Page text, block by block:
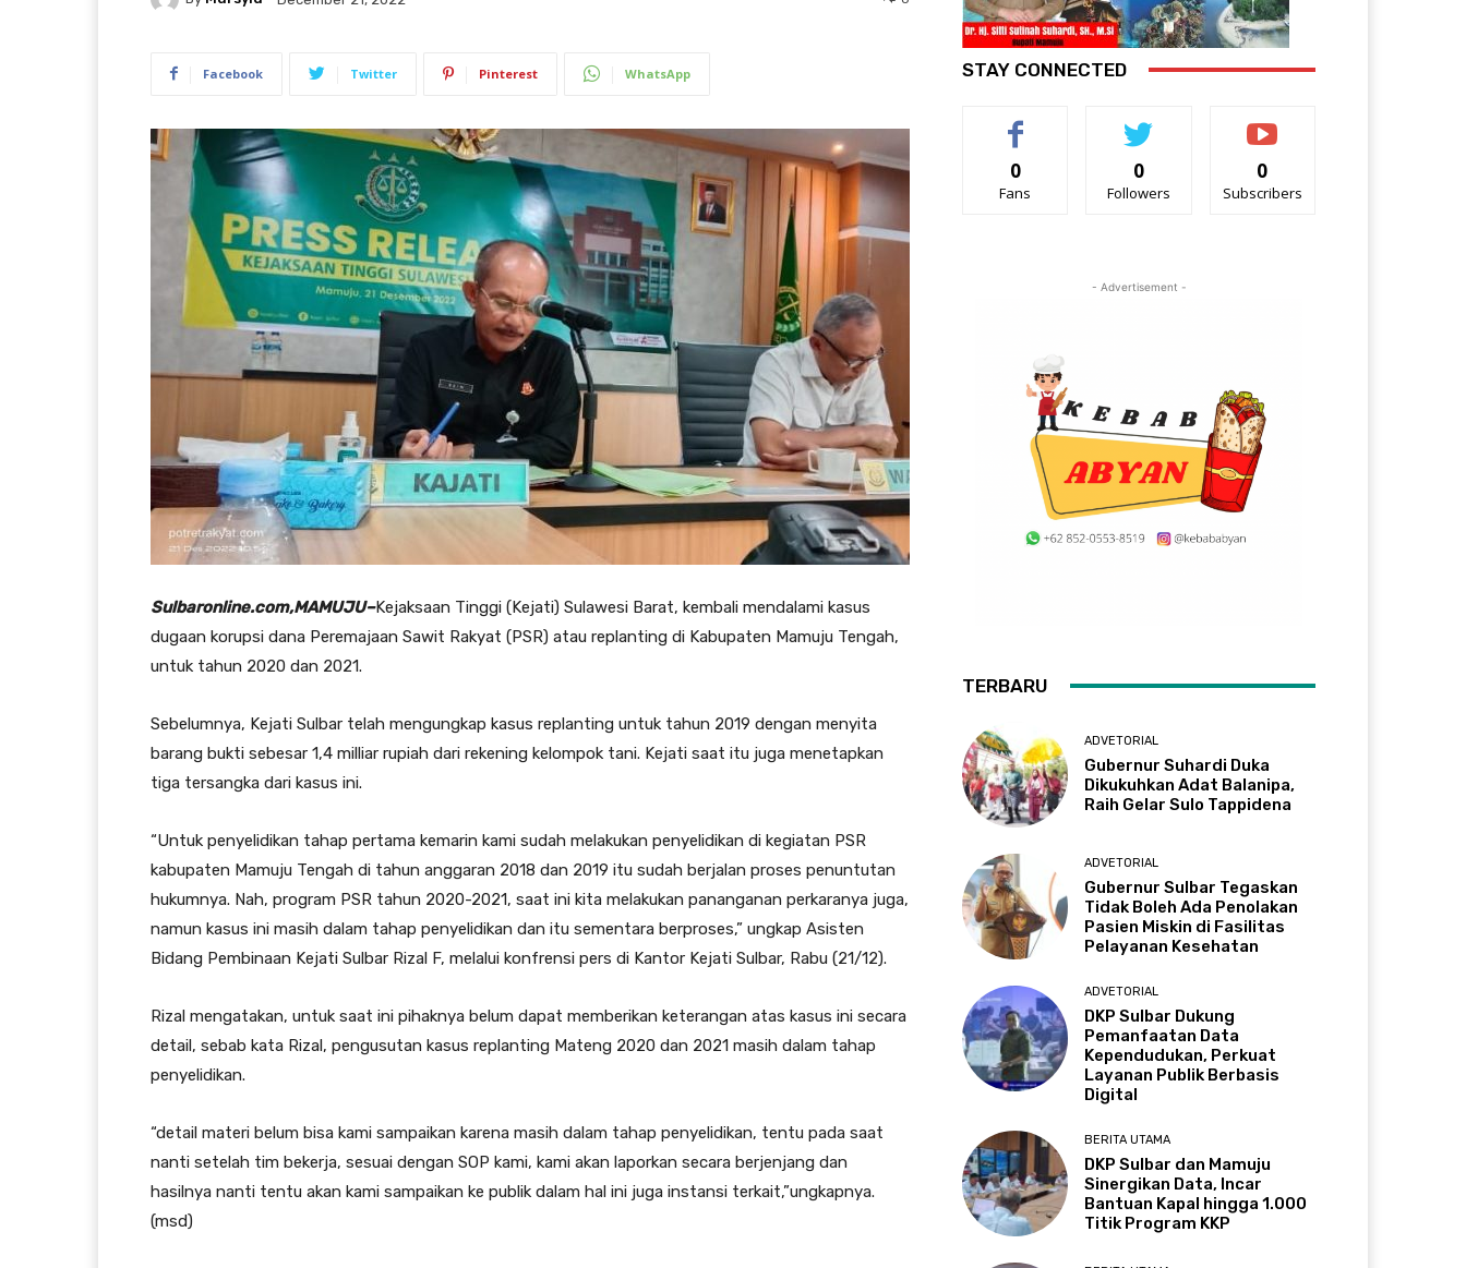
Facebook Twitter Pinterest WhatsApp
Sulbaronline.com,MAMUJU–Kejaksaan Tinggi (Kejati) Sulawesi Barat, kembali mendalami kasus
dugaan korupsi dana Peremajaan Sawit Rakyat (PSR) atau replanting di Kabupaten Mamuju Tengah,
untuk tahun 2020 dan 2021.
Sebelumnya, Kejati Sulbar telah mengungkap kasus replanting untuk tahun 2019 dengan menyita
barang bukti sebesar 1,4 milliar rupiah dari rekening kelompok tani. Kejati saat itu juga menetapkan
tiga tersangka dari kasus ini.
“Untuk penyelidikan tahap pertama kemarin kami sudah melakukan penyelidikan di kegiatan PSR
kabupaten Mamuju Tengah di tahun anggaran 2018 dan 2019 itu sudah berjalan proses penuntutan
hukumnya. Nah, program PSR tahun 2020-2021, saat ini kita melakukan pananganan perkaranya juga,
namun kasus ini masih dalam tahap penyelidikan dan itu sementara berproses,” ungkap Asisten
Bidang Pembinaan Kejati Sulbar Rizal F, melalui konfrensi pers di Kantor Kejati Sulbar, Rabu (21/12).
Rizal mengatakan, untuk saat ini pihaknya belum dapat memberikan keterangan atas kasus ini secara
detail, sebab kata Rizal, pengusutan kasus replanting Mateng 2020 dan 2021 masih dalam tahap
penyelidikan.
“detail materi belum bisa kami sampaikan karena masih dalam tahap penyelidikan, tentu pada saat
nanti setelah tim bekerja, sesuai dengan SOP kami, kami akan laporkan secara berjenjang dan
hasilnya nanti tentu akan kami sampaikan ke publik dalam hal ini juga instansi terkait,”ungkapnya.
(msd)
STAY CONNECTED
0
Fans
0
Followers
0
Subscribers
- Advertisement -
TERBARU
ADVETORIAL
Gubernur Suhardi Duka
Dikukuhkan Adat Balanipa,
Raih Gelar Sulo Tappidena
ADVETORIAL
Gubernur Sulbar Tegaskan
Tidak Boleh Ada Penolakan
Pasien Miskin di Fasilitas
Pelayanan Kesehatan
ADVETORIAL
DKP Sulbar Dukung
Pemanfaatan Data
Kependudukan, Perkuat
Layanan Publik Berbasis
Digital
BERITA UTAMA
DKP Sulbar dan Mamuju
Sinergikan Data, Incar
Bantuan Kapal hingga 1.000
Titik Program KKP